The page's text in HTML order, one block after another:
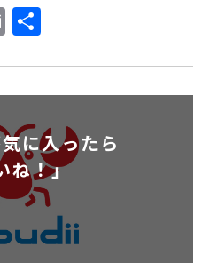
Email
に入ったら
ね！」